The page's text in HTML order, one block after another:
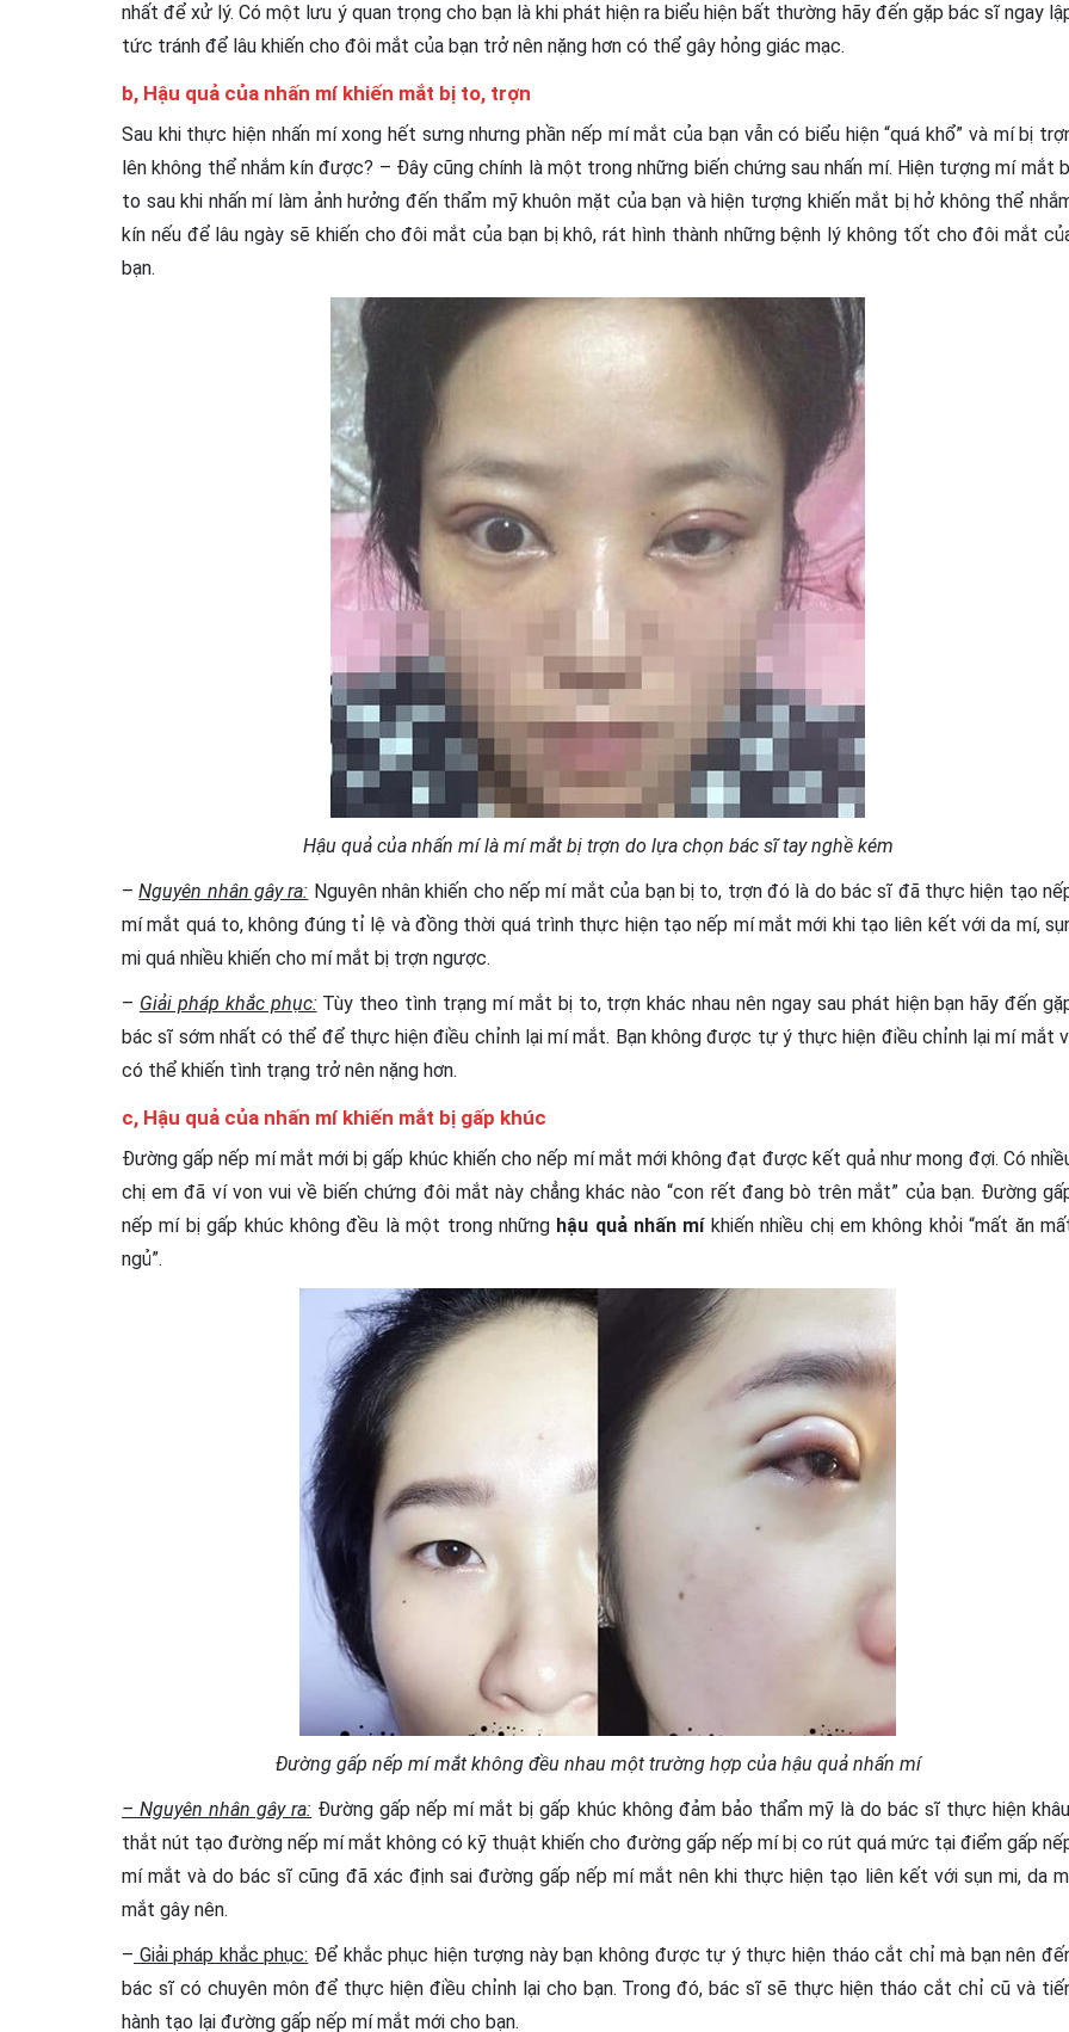
nhất để xử lý. Có một lưu ý quan trọng cho bạn là khi phát hiện ra biểu hiện bất thường hãy đến gặp bác sĩ ngay
tức tránh để lâu khiến cho đôi mắt của bạn trở nên nặng hơn có thể gây hỏng giác mạc.
b, Hậu quả của nhấn mí khiến mắt bị to, trợn
Sau khi thực hiện nhấn mí xong hết sưng nhưng phần nếp mí mắt của bạn vẫn có biểu hiện “quá khổ” và mí bị
lên không thể nhắm kín được? – Đây cũng chính là một trong những biến chứng sau nhấn mí. Hiện tượng mí mắt
to sau khi nhấn mí làm ảnh hưởng đến thẩm mỹ khuôn mặt của bạn và hiện tượng khiến mắt bị hở không thể
kín nếu để lâu ngày sẽ khiến cho đôi mắt của bạn bị khô, rát hình thành những bệnh lý không tốt cho đôi mắt
bạn.
Hậu quả của nhấn mí là mí mắt bị trợn do lựa chọn bác sĩ tay nghề kém
–Nguyên nhân gây ra: Nguyên nhân khiến cho nếp mí mắt của bạn bị to, trợn đó là do bác sĩ đã thực hiện tạo
mí mắt quá to, không đúng tỉ lệ và đồng thời quá trình thực hiện tạo nếp mí mắt mới khi tạo liên kết với da mí,
mi quá nhiều khiến cho mí mắt bị trợn ngược.
– Giải pháp khắc phục:Tùy theo tình trạng mí mắt bị to, trợn khác nhau nên ngay sau phát hiện bạn hãy đến
bác sĩ sớm nhất có thể để thực hiện điều chỉnh lại mí mắt. Bạn không được tự ý thực hiện điều chỉnh lại mí mắt
có thể khiến tình trạng trở nên nặng hơn.
c, Hậu quả của nhấn mí khiến mắt bị gấp khúc
Đường gấp nếp mí mắt mới bị gấp khúc khiến cho nếp mí mắt mới không đạt được kết quả như mong đợi. Có
chị em đã ví von vui về biến chứng đôi mắt này chẳng khác nào “con rết đang bò trên mắt” của bạn. Đường
nếp mí bị gấp khúc không đều là một trong những hậu quả nhấn míkhiến nhiều chị em không khỏi “mất ăn
ngủ”.
Đường gấp nếp mí mắt không đều nhau một trường hợp của hậu quả nhấn mí
– Nguyên nhân gây ra: Đường gấp nếp mí mắt bị gấp khúc không đảm bảo thẩm mỹ là do bác sĩ thực hiện
thắt nút tạo đường nếp mí mắt không có kỹ thuật khiến cho đường gấp nếp mí bị co rút quá mức tại điểm gấp
mí mắt và do bác sĩ cũng đã xác định sai đường gấp nếp mí mắt nên khi thực hiện tạo liên kết với sụn mi, da
mắt gây nên.
– Giải pháp khắc phục: Để khắc phục hiện tượng này bạn không được tự ý thực hiện tháo cắt chỉ mà bạn nên
bác sĩ có chuyên môn để thực hiện điều chỉnh lại cho bạn. Trong đó, bác sĩ sẽ thực hiện tháo cắt chỉ cũ và
hành tạo lại đường gấp nếp mí mắt mới cho bạn.